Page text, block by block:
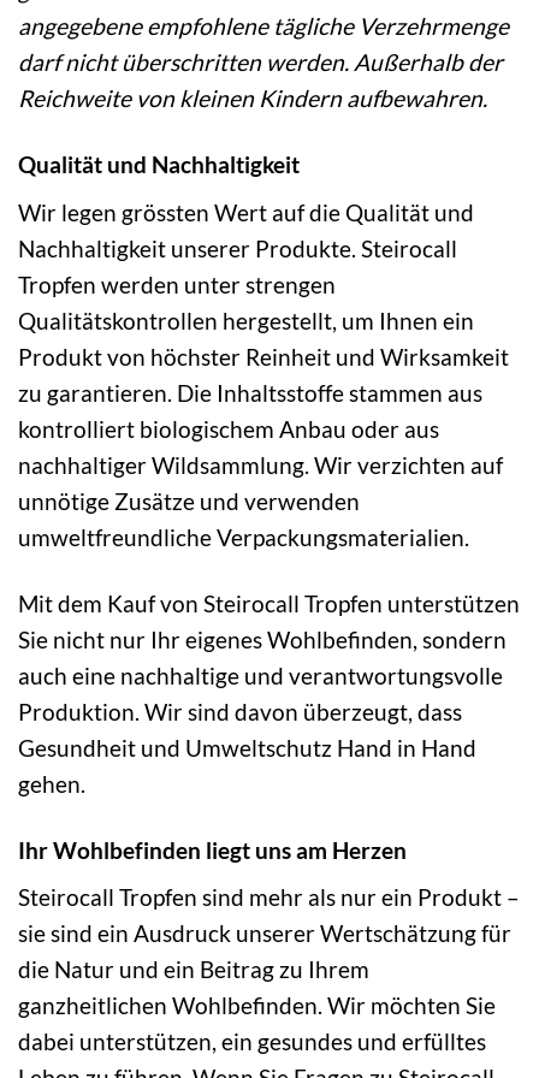
angegebene empfohlene tägliche Verzehrmenge
darf nicht überschritten werden. Außerhalb der
Reichweite von kleinen Kindern aufbewahren.
Qualität und Nachhaltigkeit
Wir legen grössten Wert auf die Qualität und
Nachhaltigkeit unserer Produkte. Steirocall
Tropfen werden unter strengen
Qualitätskontrollen hergestellt, um Ihnen ein
Produkt von höchster Reinheit und Wirksamkeit
zu garantieren. Die Inhaltsstoffe stammen aus
kontrolliert biologischem Anbau oder aus
nachhaltiger Wildsammlung. Wir verzichten auf
unnötige Zusätze und verwenden
umweltfreundliche Verpackungsmaterialien.
Mit dem Kauf von Steirocall Tropfen unterstützen
Sie nicht nur Ihr eigenes Wohlbefinden, sondern
auch eine nachhaltige und verantwortungsvolle
Produktion. Wir sind davon überzeugt, dass
Gesundheit und Umweltschutz Hand in Hand
gehen.
Ihr Wohlbefinden liegt uns am Herzen
Steirocall Tropfen sind mehr als nur ein Produkt –
sie sind ein Ausdruck unserer Wertschätzung für
die Natur und ein Beitrag zu Ihrem
ganzheitlichen Wohlbefinden. Wir möchten Sie
dabei unterstützen, ein gesundes und erfülltes